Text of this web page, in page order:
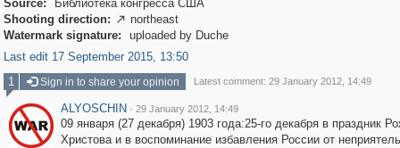
Source:
Библиотека конгресса США
Shooting direction:  northeast
Watermark signature:
uploaded by Duche
Last edit 17 September 2015, 13:50
1
Sign in to share your opinion Latest comment: 29 January 2012, 14:49
ALYOSCHIN · 29 January 2012, 14:49
09 января (27 декабря) 1903 года:25-го декабря в праздник
Христова и в воспоминание избавления России от